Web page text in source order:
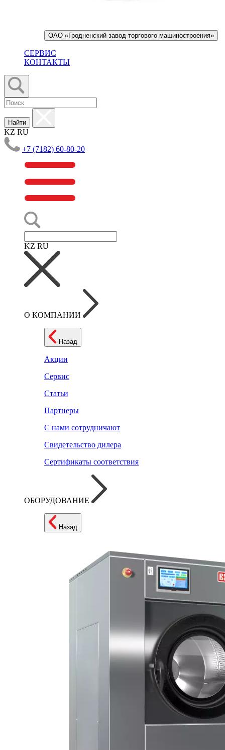
ОАО «Гродненский завод торгового машиностроения»
СЕРВИС
КОНТАКТЫ
Найти
KZ RU
+7 (7182) 60-80-20
KZ RU
О КОМПАНИИ
Назад
Акции
Сервис
Статьи
Партнеры
С нами сотрудничают
Свидетельство дилера
Сертификаты соответствия
ОБОРУДОВАНИЕ
Назад